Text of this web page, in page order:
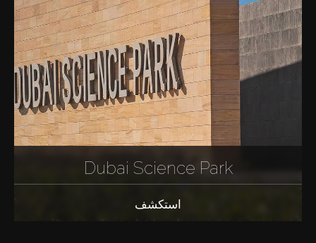
Dubai Science Park
استكشف